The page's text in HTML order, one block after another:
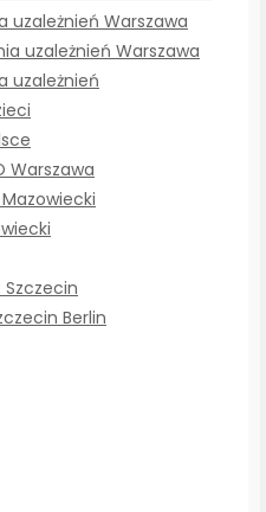
uzależnień Warszawa
uzależnień Warszawa
uzależnień
Warszawa
Berlin